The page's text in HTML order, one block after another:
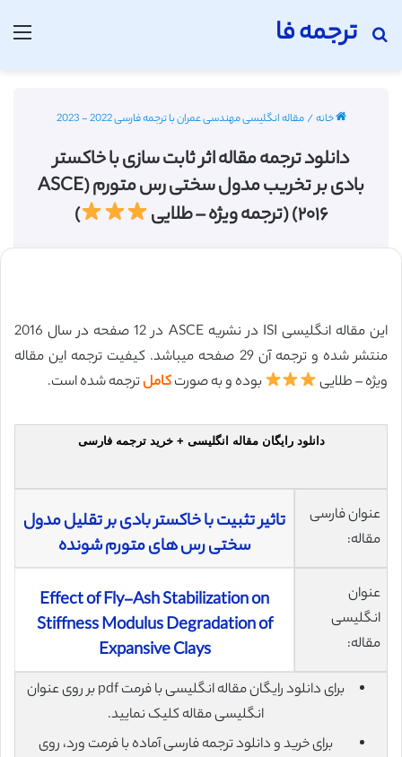
ترجمه فا
جستجو برای
خانه/مقاله انگلیسی مهندسی عمران با ترجمه فارسی 2022 - 2023
دانلود ترجمه مقاله اثر ثابت سازی با خاکستر
بادی بر تخریب مدول سختی رس متورم (ASCE
۲۰۱۶) (ترجمه ویژه – طلایی
)
این مقاله انگلیسی ISI در نشریه ASCE در 12 صفحه در سال 2016
منتشر شده و ترجمه آن 29 صفحه میباشد. کیفیت ترجمه این مقاله
ویژه – طلایی
بوده و به صورتکاملترجمه شده است.
دانلود رایگان مقاله انگلیسی + خرید ترجمه فارسی
عنوان فارسی
مقاله:
تاثیر تثبیت با خاکستر بادی بر تقلیل مدول
سختی رس های متورم شونده
عنوان
انگلیسی
مقاله:
Effect of Fly-Ash Stabilization on
Stiffness Modulus Degradation of
Expansive Clays
برای دانلود رایگان مقاله انگلیسی با فرمت pdf بر روی عنوان
انگلیسی مقاله کلیک نمایید.
برای خرید و دانلود ترجمه فارسی آماده با فرمت ورد، روی